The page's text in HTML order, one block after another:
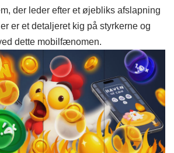
der leder efter et øjebliks afslapning
er et detaljeret kig på styrkerne og
dette mobilfænomen.